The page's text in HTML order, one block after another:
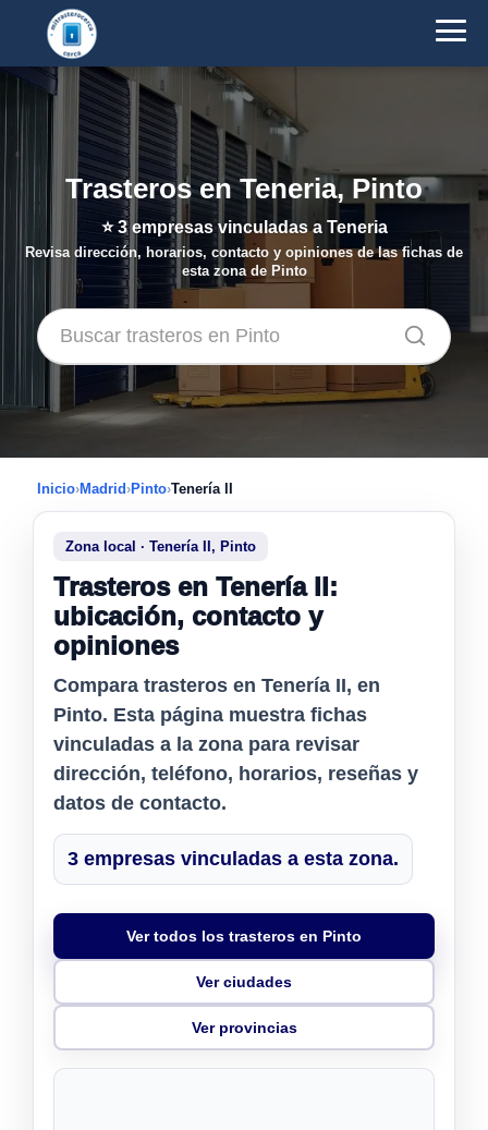
Trasteros en Teneria, Pinto
⭐3empresas vinculadas a Teneria
Revisa dirección, horarios, contacto y opiniones de las fichas de
esta zona de Pinto
Inicio›Madrid ›Pinto›Tenería II
Zona local · Tenería II, Pinto
Trasteros en Tenería II:
ubicación, contacto y
opiniones
Compara trasteros en Tenería II, en
Pinto. Esta página muestra fichas
vinculadas a la zona para revisar
dirección, teléfono, horarios, reseñas y
datos de contacto.
3 empresas vinculadas a esta zona.
Ver todos los trasteros en Pinto
Ver ciudades
Ver provincias